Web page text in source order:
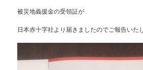
被災地義援金の受領証が
日本赤十字社より届きましたのでご報告いた